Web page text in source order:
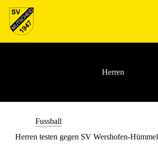
Herren
Fussball
Herren testen gegen SV Wershofen-Hümmel